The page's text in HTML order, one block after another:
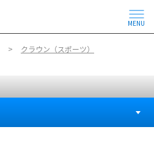
MENU
クラウン（スポーツ）